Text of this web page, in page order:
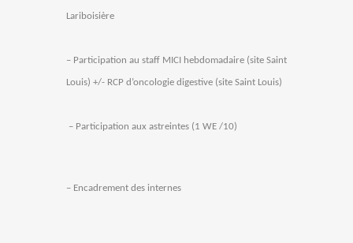
Lariboisière
– Participation au staff MICI hebdomadaire (site Saint
Louis) +/- RCP d’oncologie digestive (site Saint Louis)
– Participation aux astreintes (1 WE /10)
– Encadrement des internes